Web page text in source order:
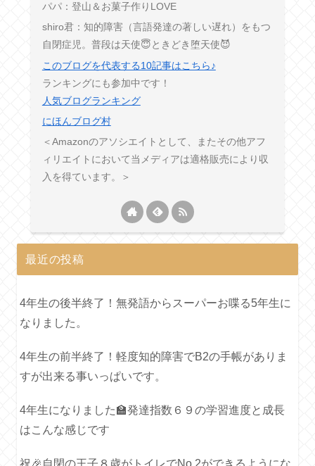
パパ：登山＆お菓子作りLOVE
shiro君：知的障害（言語発達の著しい遅れ）をもつ
自閉症児。普段は天使😇ときどき堕天使😈
このブログを代表する10記事はこちら♪
ランキングにも参加中です！
人気ブログランキング
にほんブログ村
＜Amazonのアソシエイトとして、またその他アフ
ィリエイトにおいて当メディアは適格販売により収
入を得ています。＞
最近の投稿
4年生の後半終了！無発語からスーパーお喋る5年生に
なりました。
4年生の前半終了！軽度知的障害でB2の手帳がありま
すが出来る事いっぱいです。
4年生になりました🏫発達指数６９の学習進度と成長
はこんな感じです